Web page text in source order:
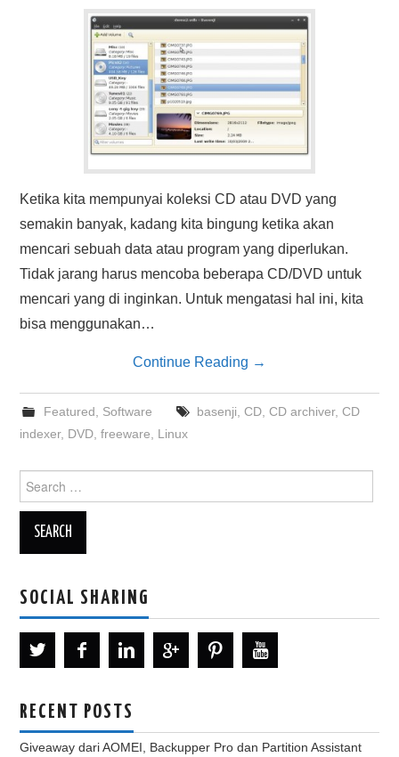
HASIL PENCARIAN
Ketika kita mempunyai koleksi CD atau DVD yang
semakin banyak, kadang kita bingung ketika akan
mencari sebuah data atau program yang diperlukan.
Tidak jarang harus mencoba beberapa CD/DVD untuk
mencari yang di inginkan. Untuk mengatasi hal ini, kita
bisa menggunakan…
Continue Reading →
Featured Software basenji CD, CD archiver, CD
indexer, DVD ,freeware Linux
for:
SOCIAL SHARING
RECENT POSTS
Giveaway dari AOMEI, Backupper Pro dan Partition Assistant